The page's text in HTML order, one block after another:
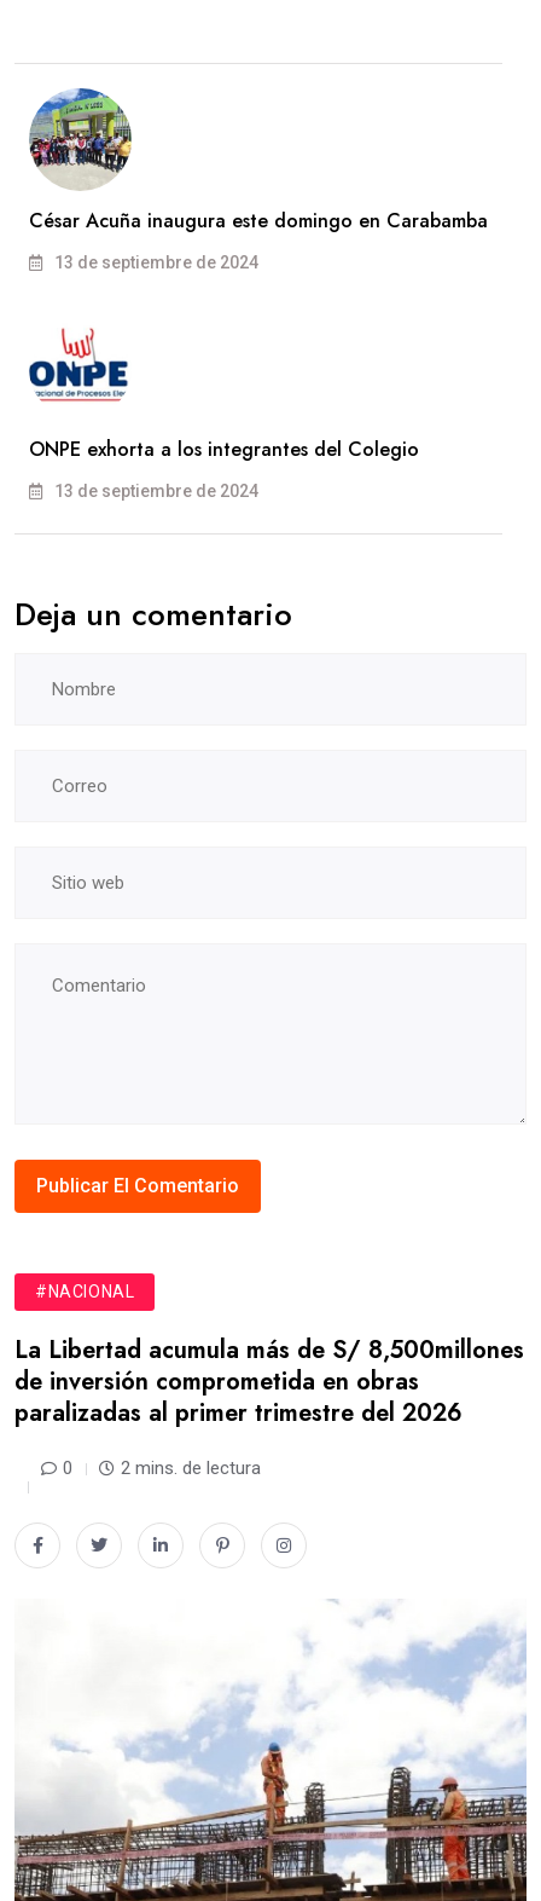
César Acuña inaugura este domingo en Carabamba
13 de septiembre de 2024
ONPE exhorta a los integrantes del Colegio
13 de septiembre de 2024
Deja un comentario
#NACIONAL
La Libertad acumula más de S/ 8,500millones
de inversión comprometida en obras
paralizadas al primer trimestre del 2026
0 2 mins. de lectura